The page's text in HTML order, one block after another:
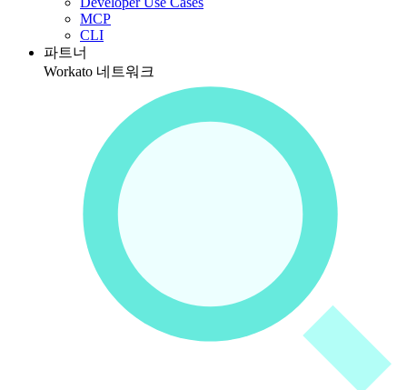
MCP
CLI
파트너
Workato 네트워크